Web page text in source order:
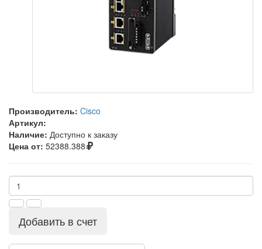
Производитель: Cisco
Артикул:
Наличие: Доступно к заказу
Цена от: 52388.388
Добавить в счет